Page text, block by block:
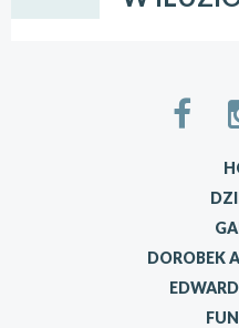
DOROBEK